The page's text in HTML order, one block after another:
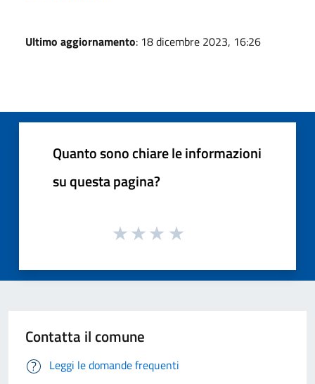
Ultimo aggiornamento: 18 dicembre 2023, 16:26
Quanto sono chiare le informazioni
su questa pagina?
Contatta il comune
Leggi le domande frequenti